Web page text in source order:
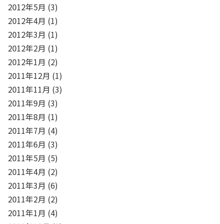
2012年5月 (3)
2012年4月 (1)
2012年3月 (1)
2012年2月 (1)
2012年1月 (2)
2011年12月 (1)
2011年11月 (3)
2011年9月 (3)
2011年8月 (1)
2011年7月 (4)
2011年6月 (3)
2011年5月 (5)
2011年4月 (2)
2011年3月 (6)
2011年2月 (2)
2011年1月 (4)